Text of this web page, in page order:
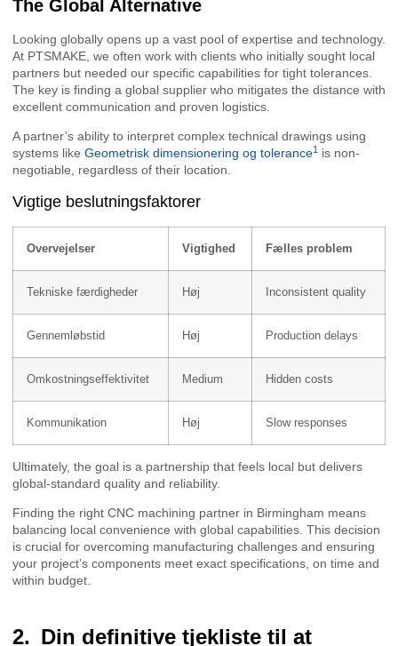
The Global Alternative
Looking globally opens up a vast pool of expertise and technology.
At PTSMAKE, we often work with clients who initially sought local
partners but needed our specific capabilities for tight tolerances.
The key is finding a global supplier who mitigates the distance with
excellent communication and proven logistics.
A partner’s ability to interpret complex technical drawings using
systems like Geometrisk dimensionering og tolerance1 is non-
negotiable, regardless of their location.
Vigtige beslutningsfaktorer
Overvejelser Vigtighed Fælles problem
Tekniske færdigheder Høj Inconsistent quality
Gennemløbstid Høj Production delays
Omkostningseffektivitet Medium Hidden costs
Kommunikation Høj Slow responses
Ultimately, the goal is a partnership that feels local but delivers
global-standard quality and reliability.
Finding the right CNC machining partner in Birmingham means
balancing local convenience with global capabilities. This decision
is crucial for overcoming manufacturing challenges and ensuring
your project’s components meet exact specifications, on time and
within budget.
Din definitive tjekliste til at